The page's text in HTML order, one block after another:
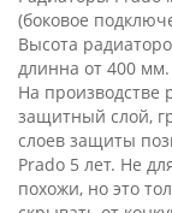
(боковое
Высота
длинна от 400
На
защитный слой,
слоев защиты
Prado 5 лет. Не
похожи, но это